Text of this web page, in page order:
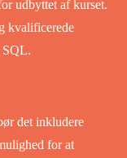
udbyttet af kurset.
kvalificerede
SQL.
det inkludere
for at